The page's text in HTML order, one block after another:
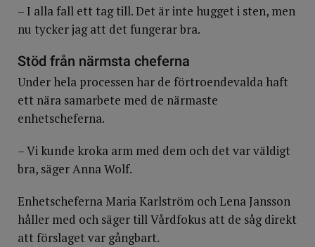
– I alla fall ett tag till. Det är inte hugget i sten, men
nu tycker jag att det fungerar bra.
Stöd från närmsta cheferna
Under hela processen har de förtroendevalda haft
ett nära samarbete med de närmaste
enhetscheferna.
– Vi kunde kroka arm med dem och det var väldigt
bra, säger Anna Wolf.
Enhetscheferna Maria Karlström och Lena Jansson
håller med och säger till Vårdfokus att de såg direkt
att förslaget var gångbart.